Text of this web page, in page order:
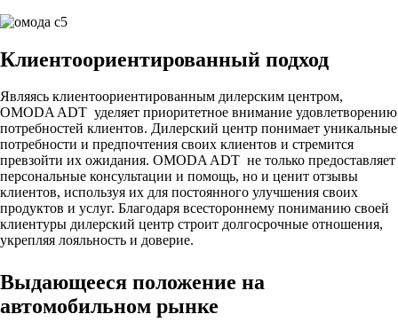
Клиентоориентированный подход
Являясь клиентоориентированным дилерским центром,
OMODA ADT уделяет приоритетное внимание удовлетворению
потребностей клиентов. Дилерский центр понимает уникальные
потребности и предпочтения своих клиентов и стремится
превзойти их ожидания. OMODA ADT не только предоставляет
персональные консультации и помощь, но и ценит отзывы
клиентов, используя их для постоянного улучшения своих
продуктов и услуг. Благодаря всестороннему пониманию своей
клиентуры дилерский центр строит долгосрочные отношения,
укрепляя лояльность и доверие.
Выдающееся положение на
автомобильном рынке